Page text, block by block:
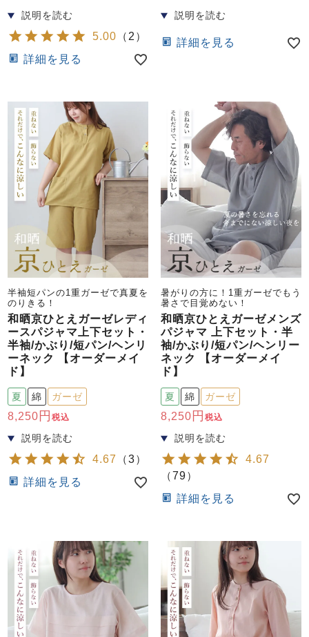
5.00 （ 2 ）
詳細を見る
詳細を見る
半袖短パンの1重ガーゼで真夏を
のりきる！
和晒京ひとえガーゼレディ
ースパジャマ上下セット・
半袖/かぶり/短パン/ヘンリ
ーネック 【オーダーメイ
ド】
夏 綿 ガーゼ
8,250 税込
4.67 （3）
詳細を見る
暑がりの方に！1重ガーゼでもう
暑さで目覚めない！
和晒京ひとえガーゼメンズ
パジャマ 上下セット・半
袖/かぶり/短パン/ヘンリー
ネック 【オーダーメイ
ド】
夏 綿 ガーゼ
8,250 税込
4.67
（79）
詳細を見る